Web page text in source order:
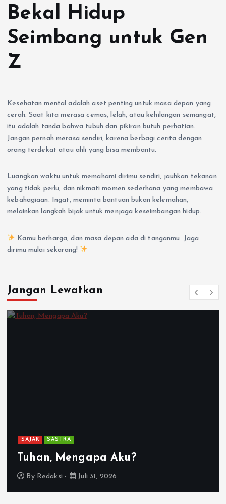
Bekal Hidup
Seimbang untuk Gen
Z
Kesehatan mental adalah aset penting untuk masa depan yang
cerah. Saat kita merasa cemas, lelah, atau kehilangan semangat,
itu adalah tanda bahwa tubuh dan pikiran butuh perhatian.
Jangan pernah merasa sendiri, karena berbagi cerita dengan
orang terdekat atau ahli yang bisa membantu.
Luangkan waktu untuk memahami dirimu sendiri, jauhkan tekanan
yang tidak perlu, dan nikmati momen sederhana yang membawa
kebahagiaan. Ingat, meminta bantuan bukan kelemahan,
melainkan langkah bijak untuk menjaga keseimbangan hidup.
Kamu berharga, dan masa depan ada di tanganmu. Jaga
dirimu mulai sekarang!
Jangan Lewatkan
SAJAK SASTRA
Tuhan, Mengapa Aku?
By Redaksi Juli 31, 2026